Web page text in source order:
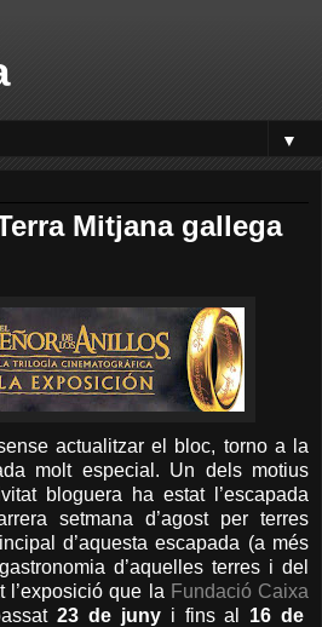
▼
Mitjana gallega
actualitzar el bloc, torno a la
molt especial. Un dels motius
bloguera ha estat l’escapada
setmana d’agost per terres
d’aquesta escapada (a més
d’aquelles terres i del
l’exposició que la FundacióCaixa
23 de junyi fins al 16 de